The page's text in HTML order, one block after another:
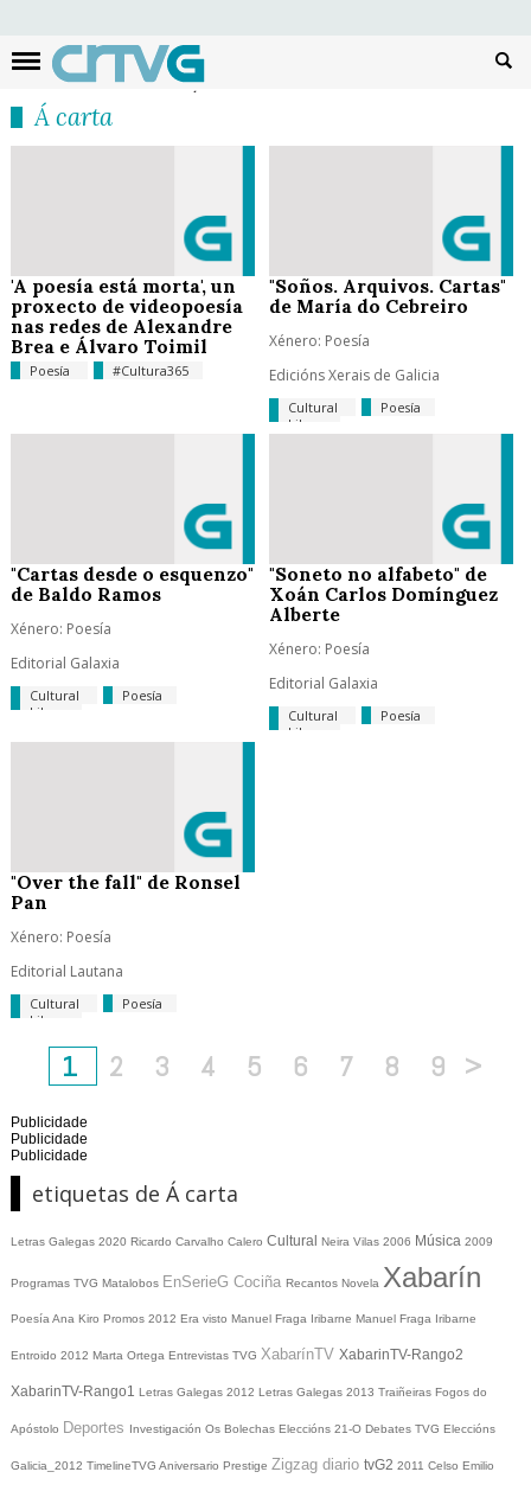
Á carta
'A poesía está morta', un
proxecto de videopoesía
nas redes de Alexandre
Brea e Álvaro Toimil
Poesía #Cultura365
"Soños. Arquivos. Cartas"
de María do Cebreiro
Xénero: Poesía
Edicións Xerais de Galicia
Cultural
Poesía
Libros
"Cartas desde o esquenzo"
de Baldo Ramos
Xénero: Poesía
Editorial Galaxia
Cultural
Poesía
Libros
"Soneto no alfabeto" de
Xoán Carlos Domínguez
Alberte
Xénero: Poesía
Editorial Galaxia
Cultural
Poesía
Libros
"Over the fall" de Ronsel
Pan
Xénero: Poesía
Editorial Lautana
Cultural
Poesía
Libros
1 2 3 4 5 6 7 8 9 >
Publicidade
Publicidade
Publicidade
etiquetas de Á carta
Letras Galegas 2020 Ricardo Carvalho Calero Cultural Neira Vilas 2006 Música 2009
Programas TVG Matalobos EnSerieG Cociña Recantos Novela Xabarín
Poesía Ana Kiro Promos 2012 Era visto Manuel Fraga Iribarne Manuel Fraga Iribarne
Entroido 2012 Marta Ortega Entrevistas TVG XabarínTV XabarinTV-Rango2
XabarinTV-Rango1 Letras Galegas 2012 Letras Galegas 2013 Traiñeiras Fogos do
Apóstolo Deportes Investigación Os Bolechas Eleccións 21-O Debates TVG Eleccións
Galicia_2012 TimelineTVG Aniversario Prestige Zigzag diario tvG2 2011 Celso Emilio